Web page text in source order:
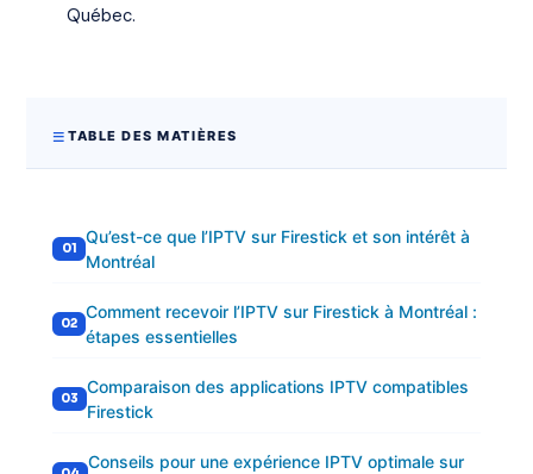
Québec.
TABLE DES MATIÈRES
Qu’est-ce que l’IPTV sur Firestick et son intérêt à
Montréal
Comment recevoir l’IPTV sur Firestick à Montréal :
étapes essentielles
Comparaison des applications IPTV compatibles
Firestick
Conseils pour une expérience IPTV optimale sur